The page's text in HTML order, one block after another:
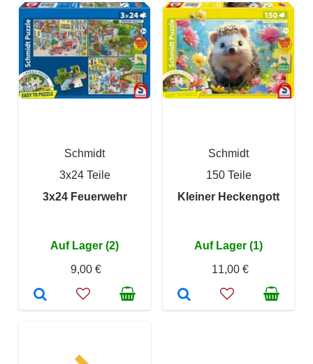
Schmidt
3x24 Teile
3x24 Feuerwehr
Auf Lager (2)
9,00 €
Schmidt
150 Teile
Kleiner Heckengott
Auf Lager (1)
11,00 €